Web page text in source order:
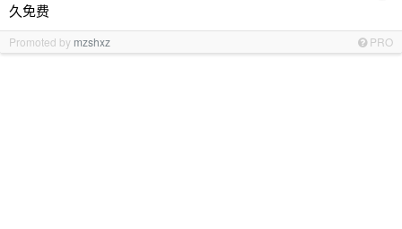
久免费
Promoted by mzshxz PRO